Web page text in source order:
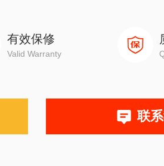
有效保修
Valid Warranty
联